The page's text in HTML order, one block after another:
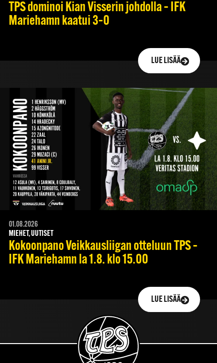
TPS dominoi Kian Visserin johdolla – IFK
Mariehamn kaatui 3–0
LUE LISÄÄ
01.08.2026
MIEHET, UUTISET
Kokoonpano Veikkausliigan otteluun TPS –
IFK Mariehamn la 1.8. klo 15.00
LUE LISÄÄ